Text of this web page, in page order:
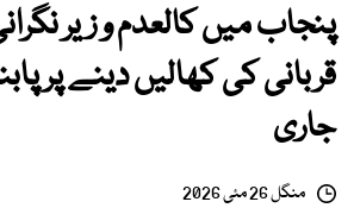
پنجاب میں کالعدم و زیر
قربانی کی کھالیں دینے پر
جاری
منگل 26 مئی 2026